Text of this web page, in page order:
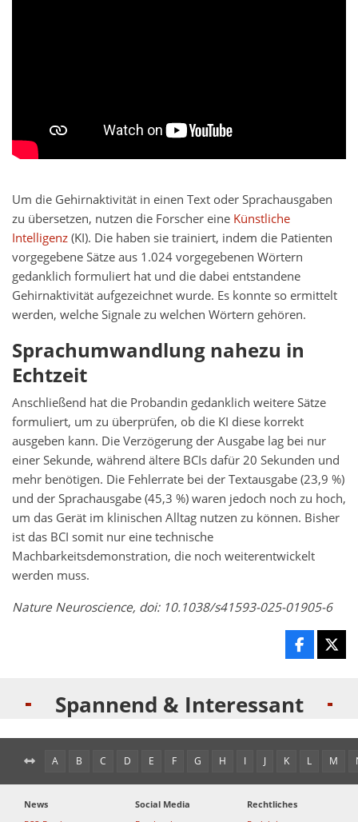
Um die Gehirnaktivität in einen Text oder Sprachausgaben
zu übersetzen, nutzen die Forscher eine Künstliche
Intelligenz(KI). Die haben sie trainiert, indem die Patienten
vorgegebene Sätze aus 1.024 vorgegebenen Wörtern
gedanklich formuliert hat und die dabei entstandene
Gehirnaktivität aufgezeichnet wurde. Es konnte so ermittelt
werden, welche Signale zu welchen Wörtern gehören.
Sprachumwandlung nahezu in
Echtzeit
Anschließend hat die Probandin gedanklich weitere Sätze
formuliert, um zu überprüfen, ob die KI diese korrekt
ausgeben kann. Die Verzögerung der Ausgabe lag bei nur
einer Sekunde, während ältere BCIs dafür 20 Sekunden und
mehr benötigen. Die Fehlerrate bei der Textausgabe (23,9 %)
und der Sprachausgabe (45,3 %) waren jedoch noch zu hoch,
um das Gerät im klinischen Alltag nutzen zu können. Bisher
ist das BCI somit nur eine technische
Machbarkeitsdemonstration, die noch weiterentwickelt
werden muss.
Nature Neuroscience, doi: 10.1038/s41593-025-01905-6
Spannend & Interessant
A B C D E F G H I J K L M
News
Social Media
Rechtliches